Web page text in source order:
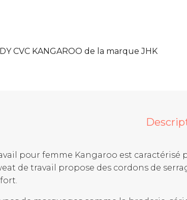
CVC KANGAROO de la marque JHK
pour femme Kangaroo est
de travail propose des cordons de